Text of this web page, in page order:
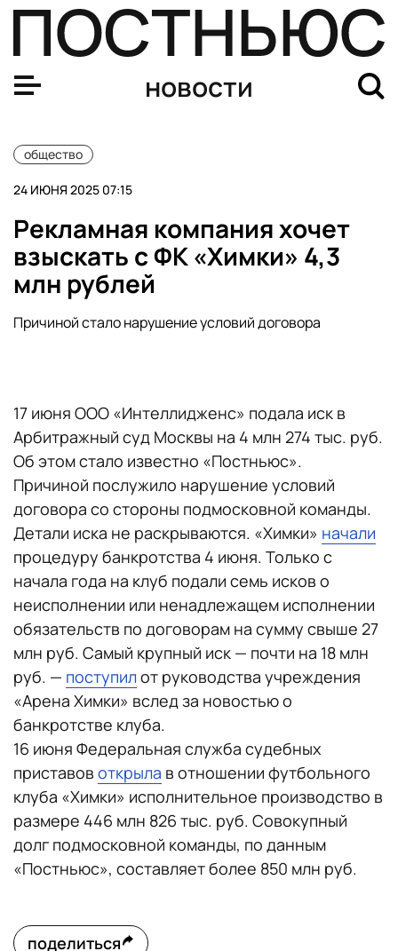
новости
общество
24 ИЮНЯ 2025 07:15
Рекламная компания хочет
взыскать с ФК «Химки» 4,3
млн рублей
Причиной стало нарушение условий договора
17 июня ООО «Интеллидженс» подала иск в
Арбитражный суд Москвы на 4 млн 274 тыс. руб.
Об этом стало известно «Постньюс».
Причиной послужило нарушение условий
договора со стороны подмосковной команды.
Детали иска не раскрываются. «Химки» начали
процедуру банкротства 4 июня. Только с
начала года на клуб подали семь исков о
неисполнении или ненадлежащем исполнении
обязательств по договорам на сумму свыше 27
млн руб. Самый крупный иск — почти на 18 млн
руб. — поступилот руководства учреждения
«Арена Химки» вслед за новостью о
банкротстве клуба.
16 июня Федеральная служба судебных
приставов открыла в отношении футбольного
клуба «Химки» исполнительное производство в
размере 446 млн 826 тыс. руб. Совокупный
долг подмосковной команды, по данным
«Постньюс», составляет более 850 млн руб.
поделиться
МИД РФ призвал россиян на Ближнем Востоке к